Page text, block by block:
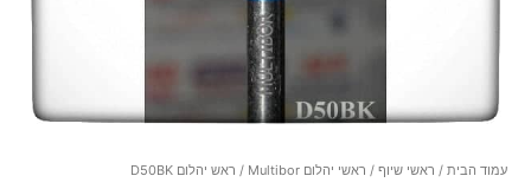
עמוד הבית / ראשי שיוף / ראשי יהלום Multibor / ראש יהלום D50BK